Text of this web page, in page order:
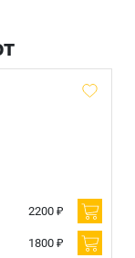
2200 ₽
1800 ₽